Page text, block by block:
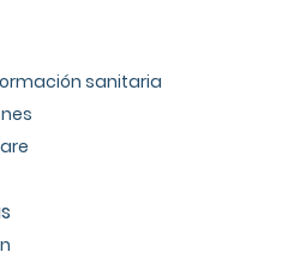
sanitaria